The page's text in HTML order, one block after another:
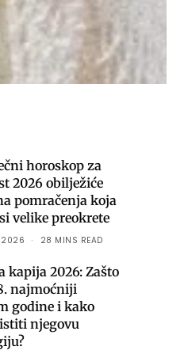
horoskop za
2026 obilježiće
pomračenja koja
velike preokrete
28 MINS READ
kapija 2026: Zašto
najmoćniji
godine i kako
njegovu